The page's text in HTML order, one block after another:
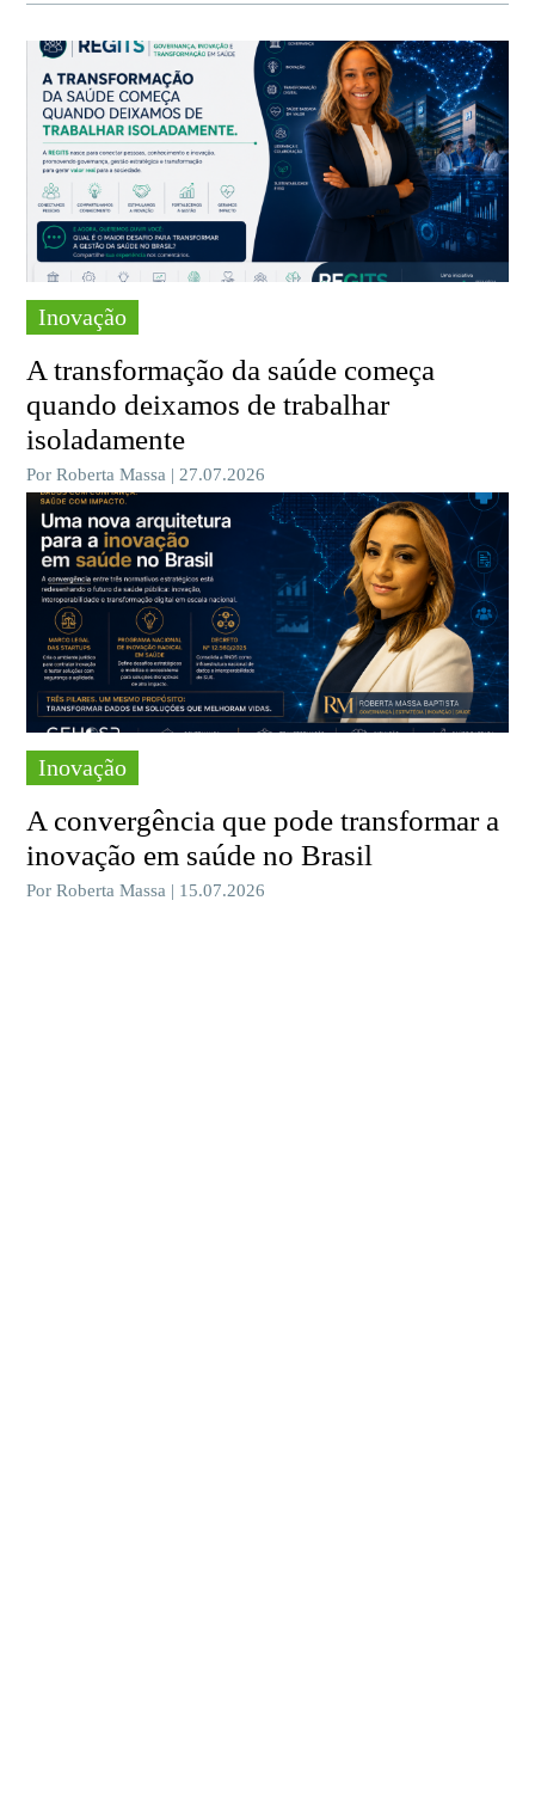
Inovação
A transformação da saúde começa
quando deixamos de trabalhar
isoladamente
Por Roberta Massa | 27.07.2026
Inovação
A convergência que pode transformar a
inovação em saúde no Brasil
Por Roberta Massa | 15.07.2026